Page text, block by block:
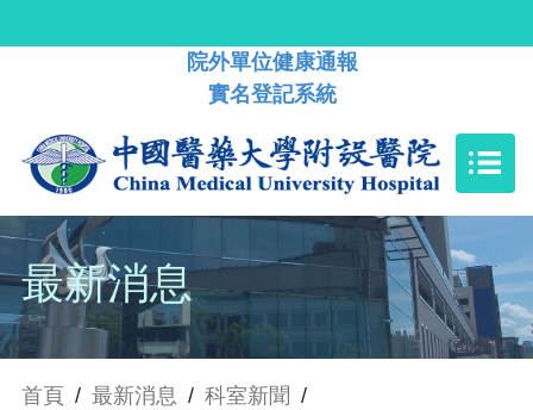
院外單位健康通報
實名登記系統
最新消息
首頁 / 最新消息 / 科室新聞 /